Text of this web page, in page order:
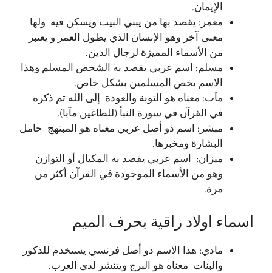
الإيمان.
معمر: يقصد بها من يبني البيت ويسكن فيه ولها
معنى آخر وهو الإنسان الذي يطول العمر و يعتبر
من الأسماء المميزة لرجال الدين.
مسلم: اسم عربي يقصد به الشخص المسلم وهذا
الاسم يخص المسلمين بشكل خاص.
مآب: معناه هو التوبة والعودة إلى الله تم ذكره
في القرآن في سورة النبأ (للطاغين مآبا).
مبشر: اسم ذو أصل عربي معناه هو المبتهج حامل
البشارة ومخبرها.
ميزان: اسم عربي يقصد به المكيال أو التوازن
وهو من الأسماء الموجودة في القرآن أكثر من
مرة.
اسماء اولاد راقية بحرف الميم
مادي: هذا الاسم ذو أصل فرنسي يستخدم للذكور
والبنات معناه هو البرج ويتنشر لدى العرب.